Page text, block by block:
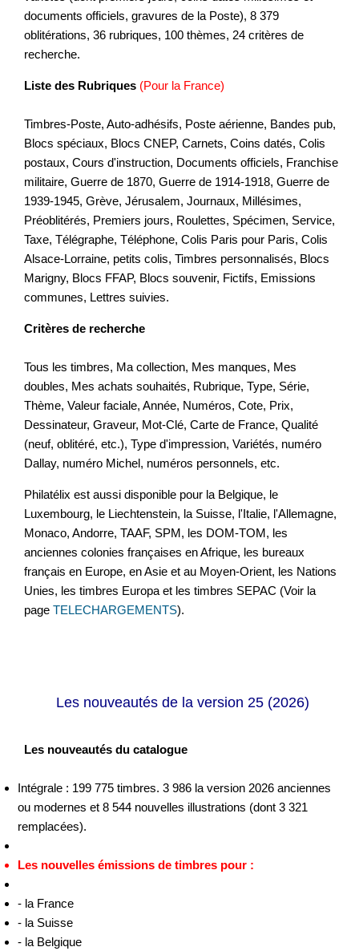
documents officiels, gravures de la Poste), 8 379
oblitérations, 36 rubriques, 100 thèmes, 24 critères de
recherche.
Liste des Rubriques (Pour la France)
Timbres-Poste, Auto-adhésifs, Poste aérienne, Bandes pub,
Blocs spéciaux, Blocs CNEP, Carnets, Coins datés, Colis
postaux, Cours d'instruction, Documents officiels, Franchise
militaire, Guerre de 1870, Guerre de 1914-1918, Guerre de
1939-1945, Grève, Jérusalem, Journaux, Millésimes,
Préoblitérés, Premiers jours, Roulettes, Spécimen, Service,
Taxe, Télégraphe, Téléphone, Colis Paris pour Paris, Colis
Alsace-Lorraine, petits colis, Timbres personnalisés, Blocs
Marigny, Blocs FFAP, Blocs souvenir, Fictifs, Emissions
communes, Lettres suivies.
Critères de recherche
Tous les timbres, Ma collection, Mes manques, Mes
doubles, Mes achats souhaités, Rubrique, Type, Série,
Thème, Valeur faciale, Année, Numéros, Cote, Prix,
Dessinateur, Graveur, Mot-Clé, Carte de France, Qualité
(neuf, oblitéré, etc.), Type d'impression, Variétés, numéro
Dallay, numéro Michel, numéros personnels, etc.
Philatélix est aussi disponible pour la Belgique, le
Luxembourg, le Liechtenstein, la Suisse, l'Italie, l'Allemagne,
Monaco, Andorre, TAAF, SPM, les DOM-TOM, les
anciennes colonies françaises en Afrique, les bureaux
français en Europe, en Asie et au Moyen-Orient, les Nations
Unies, les timbres Europa et les timbres SEPAC (Voir la
page TELECHARGEMENTS).
Les nouveautés de la version 25 (2026)
Les nouveautés du catalogue
Intégrale : 199 775 timbres. 3 986 la version 2026 anciennes
ou modernes et 8 544 nouvelles illustrations (dont 3 321
remplacées).
Les nouvelles émissions de timbres pour :
- la France
- la Suisse
- la Belgique